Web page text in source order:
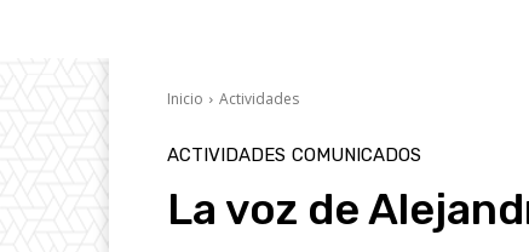
Inicio Actividades
ACTIVIDADES COMUNICADOS
La voz de